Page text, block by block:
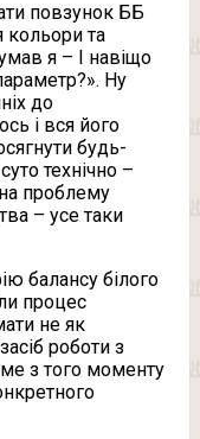
повзунок ББ
кольори та
я – І навіщо
Ну
до
і вся його
будь-
технічно –
проблему
– усе таки
балансу білого
процес
не як
роботи з
з того моменту